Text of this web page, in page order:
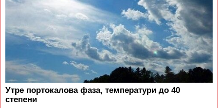
Утре портокалова фаза, температури до 40
степени